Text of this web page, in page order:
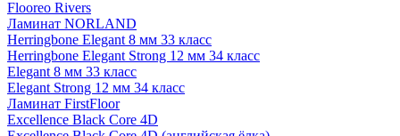
Flooreo Rivers
Ламинат NORLAND
Herringbone Elegant 8 мм 33 класс
Herringbone Elegant Strong 12 мм 34 класс
Elegant 8 мм 33 класс
Elegant Strong 12 мм 34 класс
Ламинат FirstFloor
Excellence Black Core 4D